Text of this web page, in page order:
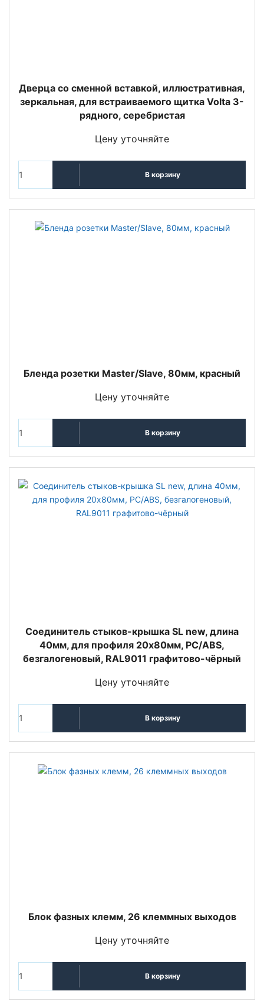
Дверца со сменной вставкой, иллюстративная,
зеркальная, для встраиваемого щитка Volta 3-
рядного, серебристая
Цену уточняйте
В корзину
Бленда розетки Master/Slave, 80мм, красный
Цену уточняйте
В корзину
Cоединитель стыков-крышка SL new, длина
40мм, для профиля 20х80мм, PC/ABS,
безгалогеновый, RAL9011 графитово-чёрный
Цену уточняйте
В корзину
Блок фазных клемм, 26 клеммных выходов
Цену уточняйте
В корзину